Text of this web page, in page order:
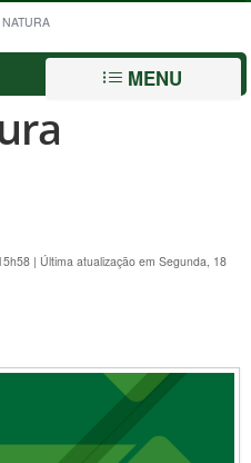
MENU
| Última atualização em Segunda, 18